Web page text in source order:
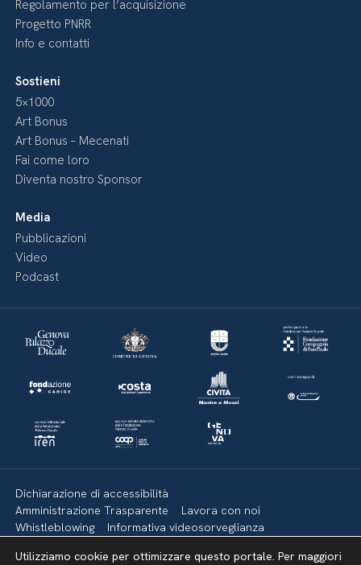
Regolamento per l’acquisizione
Progetto PNRR
Info e contatti
Sostieni
5×1000
Art Bonus
Art Bonus – Mecenati
Fai come loro
Diventa nostro Sponsor
Media
Pubblicazioni
Video
Podcast
Dichiarazione di accessibilità
Amministrazione Trasparente
Lavora con noi
Whistleblowing
Informativa videosorveglianza
Mappa del sito
Utilizziamo cookie per ottimizzare questo portale. Per maggiori